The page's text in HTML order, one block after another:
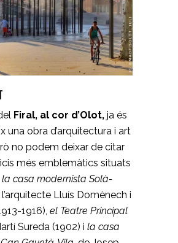
Firal, al cor d’Olot, ja és
una obra d’arquitectura i art
no podem deixar de citar
més emblemàtics situats
la casa modernista Solà-
l’arquitecte Lluís Domènech i
1916), el Teatre Principal
Sureda (1902) i la casa